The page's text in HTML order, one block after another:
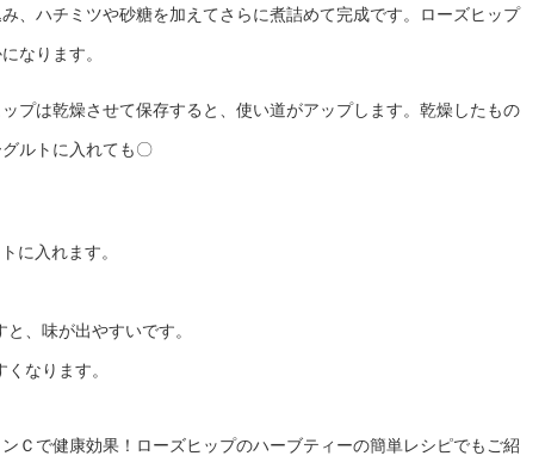
、ハチミツや砂糖を加えてさらに煮詰めて完成です。ローズヒップ
なります。
プは乾燥させて保存すると、使い道がアップします。乾燥したもの
ルトに入れても〇
に入れます。
、味が出やすいです。
なります。
Ｃで健康効果！ローズヒップのハーブティーの簡単レシピでもご紹